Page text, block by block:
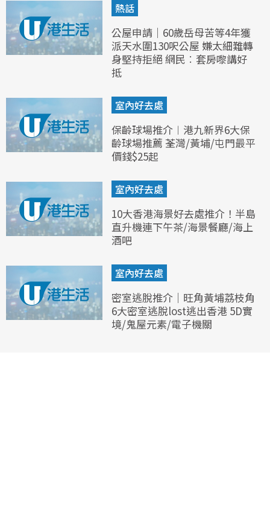
熱話
公屋申請｜60歲岳母苦等4年獲
派天水圍130呎公屋 嫌太細難轉
身堅持拒絕 網民︰套房嚟講好
抵
室內好去處
保齡球場推介︱港九新界6大保
齡球場推薦 荃灣/黃埔/屯門最平
價錢$25起
室內好去處
10大香港海景好去處推介！半島
直升機連下午茶/海景餐廳/海上
酒吧
室內好去處
密室逃脫推介｜旺角黃埔荔枝角
6大密室逃脫lost逃出香港 5D實
境/鬼屋元素/電子機關